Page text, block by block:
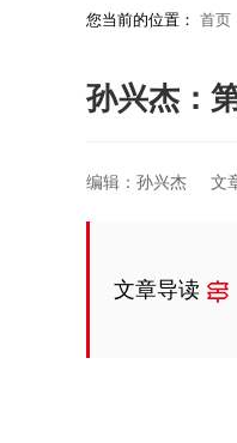
您当前的位置： 首页
孙兴杰：
编辑：孙兴杰 文
文章导读